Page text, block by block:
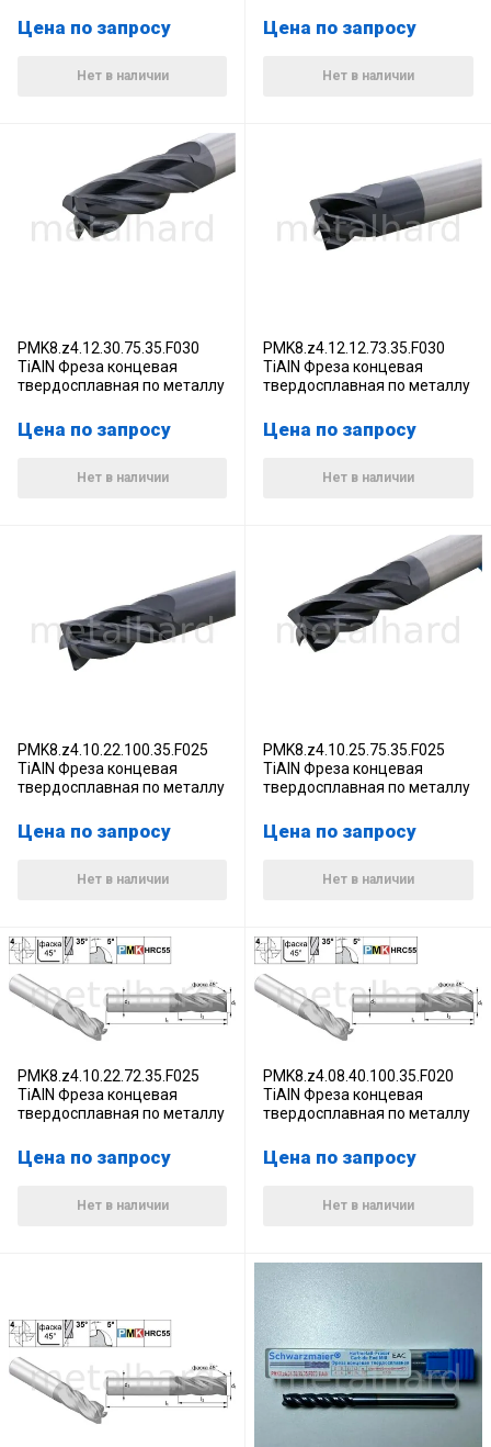
Цена по запросу
Нет в наличии
Цена по запросу
Нет в наличии
PMK8.z4.12.30.75.35.F030
TiAlN Фреза концевая
твердосплавная по металлу
Цена по запросу
Нет в наличии
PMK8.z4.12.12.73.35.F030
TiAlN Фреза концевая
твердосплавная по металлу
Цена по запросу
Нет в наличии
PMK8.z4.10.22.100.35.F025
TiAlN Фреза концевая
твердосплавная по металлу
Цена по запросу
Нет в наличии
PMK8.z4.10.25.75.35.F025
TiAlN Фреза концевая
твердосплавная по металлу
Цена по запросу
Нет в наличии
PMK8.z4.10.22.72.35.F025
TiAlN Фреза концевая
твердосплавная по металлу
Цена по запросу
Нет в наличии
PMK8.z4.08.40.100.35.F020
TiAlN Фреза концевая
твердосплавная по металлу
Цена по запросу
Нет в наличии